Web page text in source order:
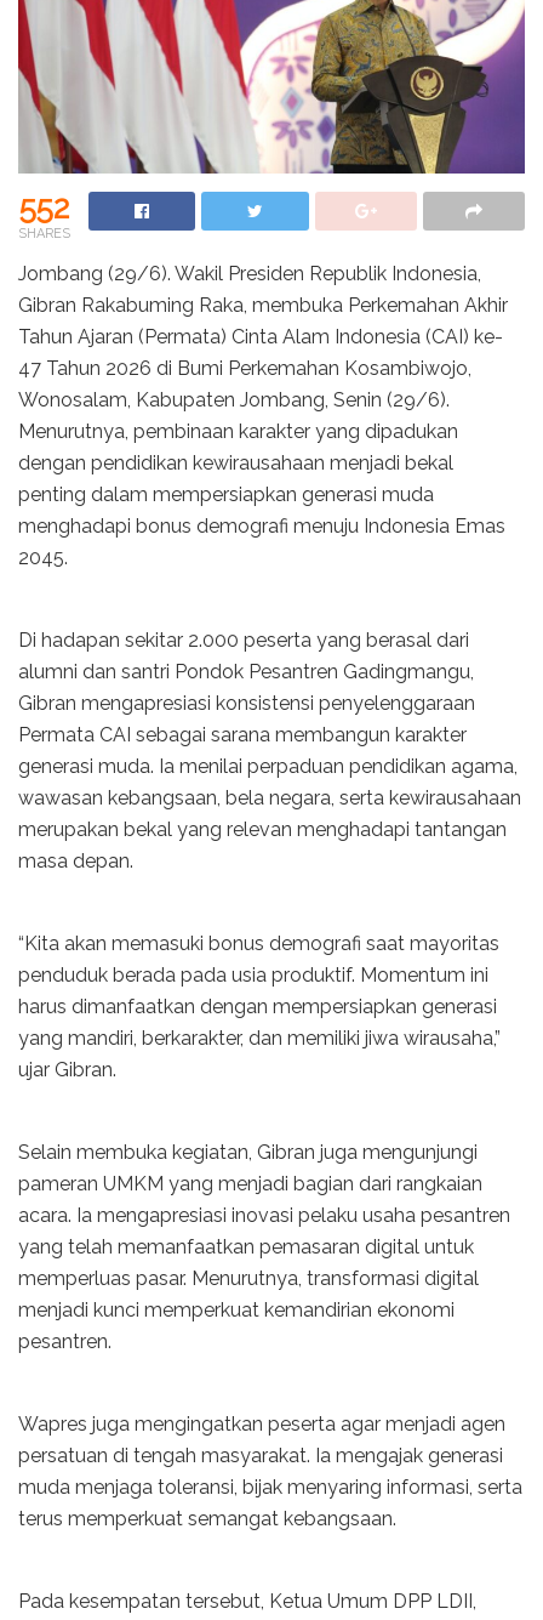
552
SHARES
Jombang (29/6). Wakil Presiden Republik Indonesia,
Gibran Rakabuming Raka, membuka Perkemahan Akhir
Tahun Ajaran (Permata) Cinta Alam Indonesia (CAI) ke-
47 Tahun 2026 di Bumi Perkemahan Kosambiwojo,
Wonosalam, Kabupaten Jombang, Senin (29/6).
Menurutnya, pembinaan karakter yang dipadukan
dengan pendidikan kewirausahaan menjadi bekal
penting dalam mempersiapkan generasi muda
menghadapi bonus demografi menuju Indonesia Emas
2045.
Di hadapan sekitar 2.000 peserta yang berasal dari
alumni dan santri Pondok Pesantren Gadingmangu,
Gibran mengapresiasi konsistensi penyelenggaraan
Permata CAI sebagai sarana membangun karakter
generasi muda. Ia menilai perpaduan pendidikan agama,
wawasan kebangsaan, bela negara, serta kewirausahaan
merupakan bekal yang relevan menghadapi tantangan
masa depan.
“Kita akan memasuki bonus demografi saat mayoritas
penduduk berada pada usia produktif. Momentum ini
harus dimanfaatkan dengan mempersiapkan generasi
yang mandiri, berkarakter, dan memiliki jiwa wirausaha,”
ujar Gibran.
Selain membuka kegiatan, Gibran juga mengunjungi
pameran UMKM yang menjadi bagian dari rangkaian
acara. Ia mengapresiasi inovasi pelaku usaha pesantren
yang telah memanfaatkan pemasaran digital untuk
memperluas pasar. Menurutnya, transformasi digital
menjadi kunci memperkuat kemandirian ekonomi
pesantren.
Wapres juga mengingatkan peserta agar menjadi agen
persatuan di tengah masyarakat. Ia mengajak generasi
muda menjaga toleransi, bijak menyaring informasi, serta
terus memperkuat semangat kebangsaan.
Pada kesempatan tersebut, Ketua Umum DPP LDII,